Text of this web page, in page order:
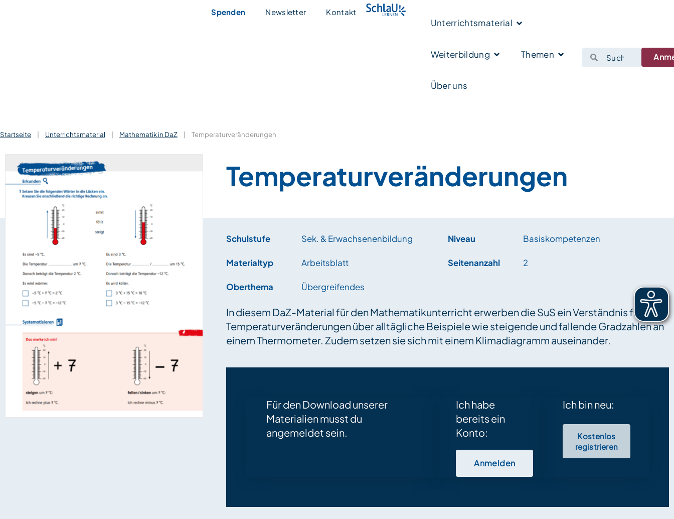
Spenden Newsletter Kontakt
Unterrichtsmaterial
Weiterbildung Themen
Über uns
Startseite | Unterrichtsmaterial | Mathematik in DaZ | Temperaturveränderungen
Temperaturveränderungen
Schulstufe Sek. & Erwachsenenbildung
Materialtyp Arbeitsblatt
Oberthema Übergreifendes
Niveau Basiskompetenzen
Seitenanzahl 2
In diesem DaZ-Material für den Mathematikunterricht erwerben die SuS ein Verständnis für
Temperaturveränderungen über alltägliche Beispiele wie steigende und fallende Gradzahlen an
einem Thermometer. Zudem setzen sie sich mit einem Klimadiagramm auseinander.
Für den Download unserer
Materialien musst du
angemeldet sein.
Ich habe
bereits ein
Konto:
Anmelden
Ich bin neu:
Kostenlos
registrieren